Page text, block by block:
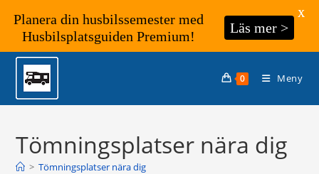
Hoppa
innehållet
0 Meny
Tömningsplatser nära dig
> Tömningsplatser nära dig
Planera din husbilssemester med
Husbilsplatsguiden Premium!
Läs mer >
X